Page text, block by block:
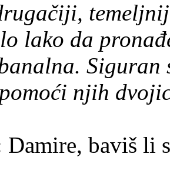
lako da
Siguran
njih
Damire, baviš li